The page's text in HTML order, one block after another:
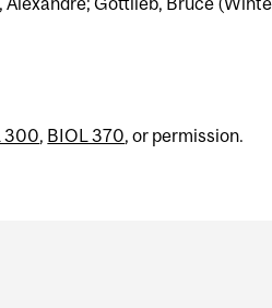
300, BIOL 370, or permission.